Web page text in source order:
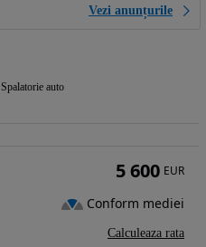
Vezi anunțurile
Spalatorie auto
5 600 EUR
Conform mediei
Calculeaza rata